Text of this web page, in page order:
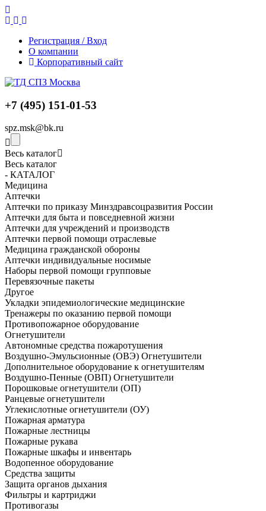
Регистрация / Вход
О компании
Корпоративный сайт
+7 (495) 151-01-53
spz.msk@bk.ru
Весь каталог
Весь каталог
- КАТАЛОГ
Медицина
Аптечки
Аптечки по приказу Минздравсоцразвития России
Аптечки для быта и повседневной жизни
Аптечки для учреждений и производств
Аптечки первой помощи отраслевые
Медицина гражданской обороны
Аптечки индивидуальные носимые
Наборы первой помощи групповые
Перевязочные пакеты
Другое
Укладки эпидемиологические медицинские
Тренажеры по оказанию первой помощи
Противопожарное оборудование
Огнетушители
Автономные средства пожаротушения
Воздушно-Эмульсионные (ОВЭ) Огнетушители
Дополнительное оборудование к огнетушителям
Воздушно-Пенные (ОВП) Огнетушители
Порошковые огнетушители (ОП)
Ранцевые огнетушители
Углекислотные огнетушители (ОУ)
Пожарная арматура
Пожарные лестницы
Пожарные рукава
Пожарные шкафы и инвентарь
Водопенное оборудование
Средства защиты
Защита органов дыхания
Фильтры и картриджи
Противогазы